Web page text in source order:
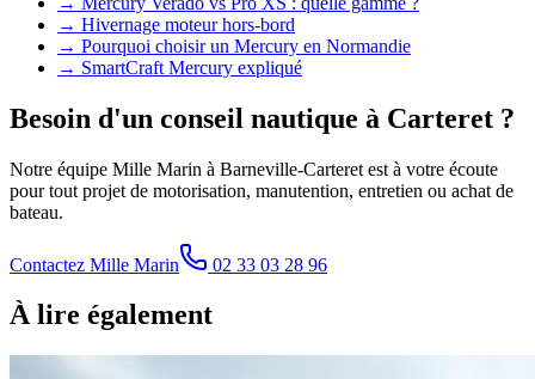
→ Hivernage moteur hors-bord
→ Pourquoi choisir un Mercury en Normandie
→ SmartCraft Mercury expliqué
Besoin d'un conseil nautique à Carteret ?
Notre équipe Mille Marin à Barneville-Carteret est à votre écoute
pour tout projet de motorisation, manutention, entretien ou achat de
bateau.
Contactez Mille Marin 02 33 03 28 96
À lire également